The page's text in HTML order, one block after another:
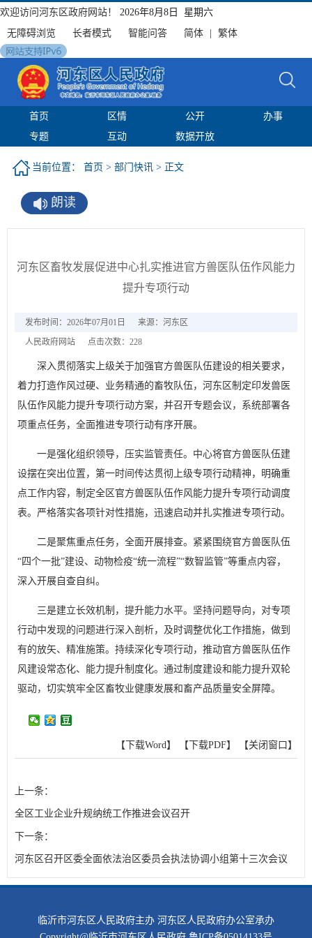
欢迎访问河东区政府网站！
2026年8月8日 星期六
无障碍浏览
长者模式 智能问答 简体 繁体
首页 区情 公开
办事
专题
互动 数据开放
当前位置： 首页 > 部门快讯 > 正文
朗读
河东区畜牧发展促进中心扎实推进官方兽医队伍作风能力
提升专项行动
发布时间：2026年07月01日
来源：河东区
人民政府网站
点击次数： 228
深入贯彻落实上级关于加强官方兽医队伍建设的相关要求，
着力打造作风过硬、业务精通的畜牧队伍，河东区制定印发兽医
队伍作风能力提升专项行动方案，并召开专题会议，系统部署各
项重点任务，全面推进专项行动有序开展。
一是强化组织领导，压实监管责任。中心将官方兽医队伍建
设摆在突出位置，第一时间传达贯彻上级专项行动精神，明确重
点工作内容，制定全区官方兽医队伍作风能力提升专项行动调度
表。严格落实各项针对性措施，迅速启动并扎实推进专项行动。
二是聚焦重点任务，全面开展排查。紧紧围绕官方兽医队伍
“四个一批”建设、动物检疫“统一流程”“数智监管”等重点内容，
深入开展自查自纠。
三是建立长效机制，提升能力水平。坚持问题导向，对专项
行动中发现的问题进行深入剖析，及时调整优化工作措施，做到
有的放矢、精准施策。持续深化专项行动，推动官方兽医队伍作
风建设常态化、能力提升制度化。通过制度建设和能力提升双轮
驱动，切实筑牢全区畜牧业健康发展和畜产品质量安全屏障。
【下载Word】 【下载PDF】 【关闭窗口】
上一条：
全区工业企业升规纳统工作推进会议召开
下一条：
河东区召开区委全面依法治区委员会执法协调小组第十三次会议
临沂市河东区人民政府主办 河东区人民政府办公室承办